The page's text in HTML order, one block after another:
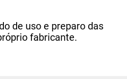
de uso e preparo das
fabricante.